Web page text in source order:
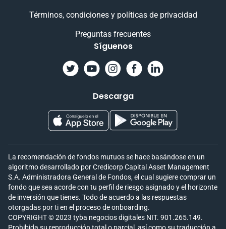
Términos, condiciones y políticas de privacidad
Preguntas frecuentes
Síguenos
Descarga
La recomendación de fondos mutuos se hace basándose en un
algoritmo desarrollado por Credicorp Capital Asset Management
S.A. Administradora General de Fondos, el cual sugiere comprar un
fondo que sea acorde con tu perfil de riesgo asignado y el horizonte
de inversión que tienes. Todo de acuerdo a las respuestas
otorgadas por ti en el proceso de onboarding.
COPYRIGHT © 2023 tyba negocios digitales NIT. 901.265.149.
Prohibida su reproducción total o parcial, así como su traducción a